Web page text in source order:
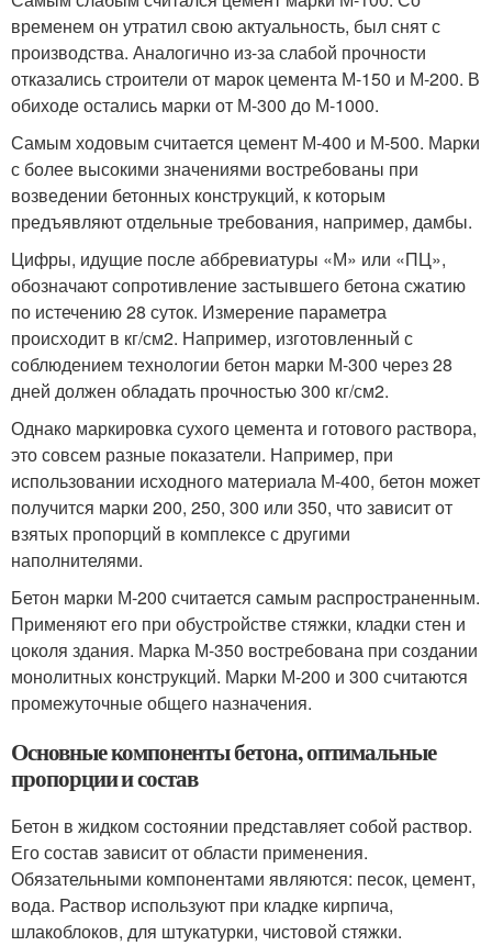
временем он утратил свою актуальность, был снят с
производства. Аналогично из-за слабой прочности
отказались строители от марок цемента М-150 и М-200. В
обиходе остались марки от М-300 до М-1000.
Самым ходовым считается цемент М-400 и М-500. Марки
с более высокими значениями востребованы при
возведении бетонных конструкций, к которым
предъявляют отдельные требования, например, дамбы.
Цифры, идущие после аббревиатуры «М» или «ПЦ»,
обозначают сопротивление застывшего бетона сжатию
по истечению 28 суток. Измерение параметра
происходит в кг/см2. Например, изготовленный с
соблюдением технологии бетон марки М-300 через 28
дней должен обладать прочностью 300 кг/см2.
Однако маркировка сухого цемента и готового раствора,
это совсем разные показатели. Например, при
использовании исходного материала М-400, бетон может
получится марки 200, 250, 300 или 350, что зависит от
взятых пропорций в комплексе с другими
наполнителями.
Бетон марки М-200 считается самым распространенным.
Применяют его при обустройстве стяжки, кладки стен и
цоколя здания. Марка М-350 востребована при создании
монолитных конструкций. Марки М-200 и 300 считаются
промежуточные общего назначения.
Основные компоненты бетона, оптимальные
пропорции и состав
Бетон в жидком состоянии представляет собой раствор.
Его состав зависит от области применения.
Обязательными компонентами являются: песок, цемент,
вода. Раствор используют при кладке кирпича,
шлакоблоков, для штукатурки, чистовой стяжки.